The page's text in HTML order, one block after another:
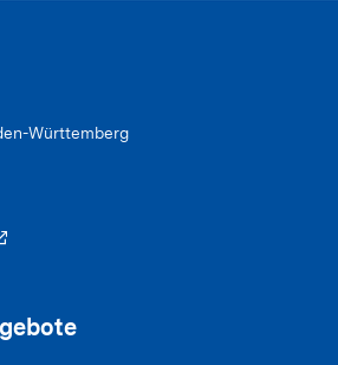
Württemberg
für Web­site-Ana­ly­sen. Wird
die ein­deu­tige Besu­cher-ID
und Social-Media-